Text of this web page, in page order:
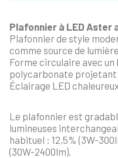
Plafonnier à LED
Plafonnier de style
comme source de
Forme circulaire avec
polycarbonate projetant
Éclairage LED
Le plafonnier est
lumineuses
habituel : 12,5% (3W-
(30W-2400lm).